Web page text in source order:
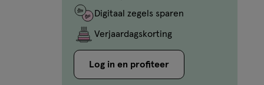
Digitaal zegels sparen
Verjaardagskorting
Log in en profiteer